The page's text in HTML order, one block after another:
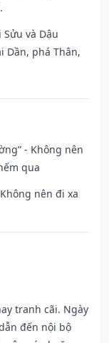
và Dậu
Dần, phá Thân,
- Không nên
qua
nên đi xa
tranh cãi. Ngày
đến nội bộ